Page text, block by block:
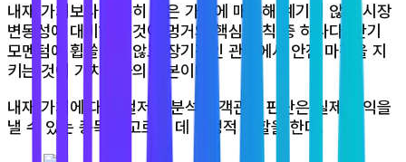
내재 가치보다 충분히 낮은 가격에 매수해 예기치 않은 시장
변동성에 대비하는 것이 멍거의 핵심 원칙 중 하나다. 단기
모멘텀에 휩쓸리지 않고 장기적인 관점에서 안전 마진을 지
키는 것이 가치투자의 기본이다.
내재 가치에 대한 철저한 분석과 객관적 판단은 실제 수익을
낼 수 있는 종목을 고르는 데 결정적 역할을 한다.